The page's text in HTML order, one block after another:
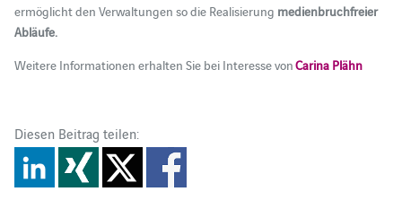
ermöglicht den Verwaltungen so die Realisierung medienbruchfreier
Abläufe.
Weitere Informationen erhalten Sie bei Interesse vonCarina Plähn
Diesen Beitrag teilen: